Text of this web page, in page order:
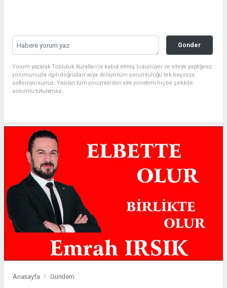
Gonder
Yorum yazarak Topluluk Kuralları’nı kabul etmiş bulunuyor ve siteye yaptığınız
yorumunuzla ilgili doğrudan veya dolaylı tüm sorumluluğu tek başınıza
üstleniyorsunuz. Yazılan tüm yorumlardan site yönetimi hiçbir şekilde
sorumlu tutulamaz.
Anasayfa Gündem